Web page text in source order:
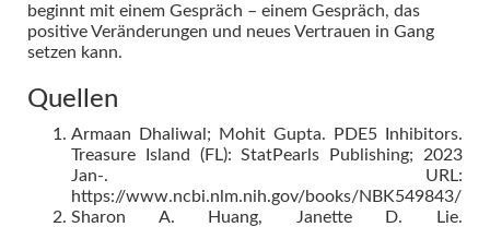
beginnt mit einem Gespräch – einem Gespräch, das
positive Veränderungen und neues Vertrauen in Gang
setzen kann.
Quellen
Armaan Dhaliwal; Mohit Gupta. PDE5 Inhibitors.
Treasure Island (FL): StatPearls Publishing; 2023
Jan-. URL:
https://www.ncbi.nlm.nih.gov/books/NBK549843/
Sharon A. Huang, Janette D. Lie.